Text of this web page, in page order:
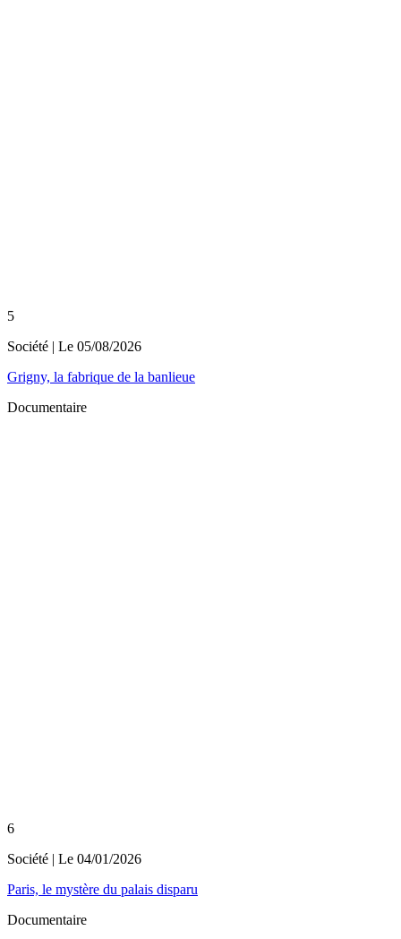
5
Société | Le 05/08/2026
Grigny, la fabrique de la banlieue
Documentaire
6
Société | Le 04/01/2026
Paris, le mystère du palais disparu
Documentaire